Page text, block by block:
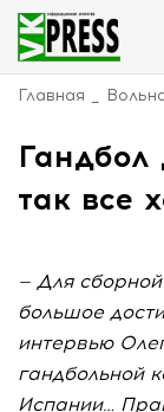
Главная
так все
— Для
большое
интервью
гандбольной
Испании…